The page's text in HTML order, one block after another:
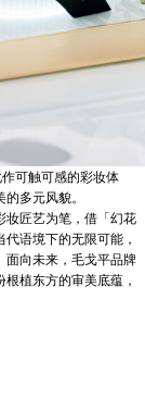
可触可感的彩妆体
多元风貌。
妆匠艺为笔，借「幻花
语境下的无限可能，
面向未来，毛戈平品牌
植东方的审美底蕴，